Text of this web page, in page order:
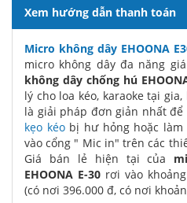
Xem hướng dẫn thanh toán
Micro không dây EHOONA
micro không dây đa năng
không dây chống hú
lý cho loa kéo, karaoke tại
là giải pháp đơn giản nhất
kẹo kéobị hư hỏng hoặc làm
vào cổng " Mic in" trên các
Giá bán lẻ hiện tại của
EHOONA E-30rơi vào
(có nơi 396.000 đ, có nơi